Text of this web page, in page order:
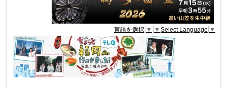
言語を選択 ▼ ▼ Select Language ▼